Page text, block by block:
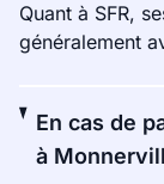
Quant à SFR,
généralement
En cas de
à